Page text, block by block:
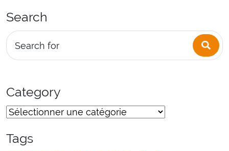
Search
Search for
Category
Tags